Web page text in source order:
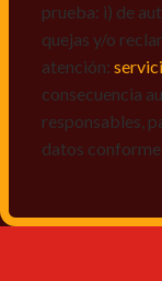
prueba: i) de
quejas y/o
atención:
consecuencia
responsables,
datos